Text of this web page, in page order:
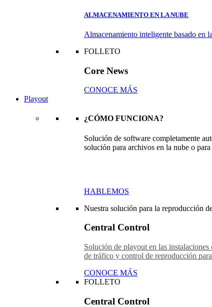
ALMACENAMIENTO EN LA NUBE
Almacenamiento inteligente basado en
FOLLETO
Core News
CONOCE MÁS
Playout
¿CÓMO FUNCIONA?
Solución de software completamente
solución para archivos en la nube o
HABLEMOS
Nuestra solución para la reproducción
Central Control
Solución de playout en las
de tráfico y control de reproducción
CONOCE MÁS
FOLLETO
Central Control